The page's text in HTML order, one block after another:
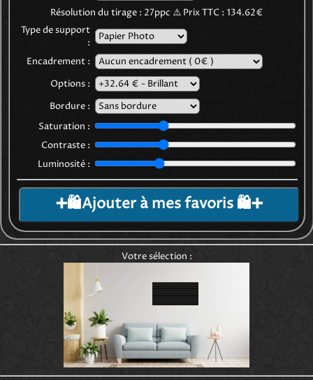
Résolution du tirage :27ppc ⚠️ Prix TTC :134.62€
Type de support
:
Encadrement :
Options :
Bordure :
Saturation :
Contraste :
Luminosité :
➕🛍️Ajouter à mes favoris 🛍️➕
Votre sélection :